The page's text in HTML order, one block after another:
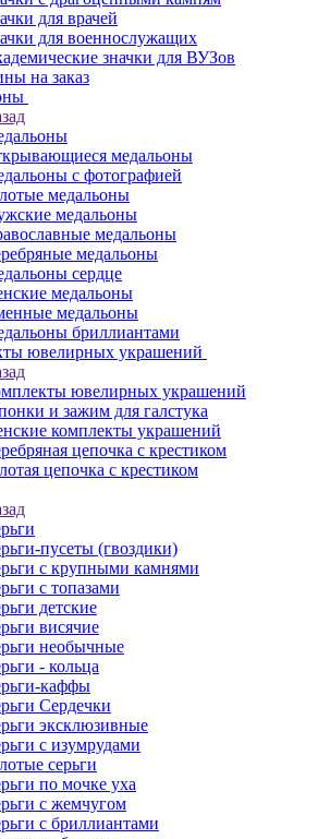
для врачей
для военнослужащих
значки для ВУЗов
на заказ
медальоны
с фотографией
медальоны
медальоны
медальоны
медальоны
сердце
медальоны
медальоны
бриллиантами
ювелирных украшений
ювелирных украшений
и зажим для галстука
комплекты украшений
цепочка с крестиком
цепочка с крестиком
пусеты (гвоздики)
с крупными камнями
с топазами
детские
висячие
необычные
- кольца
каффы
Сердечки
эксклюзивные
с изумрудами
серьги
по мочке уха
с жемчугом
с бриллиантами